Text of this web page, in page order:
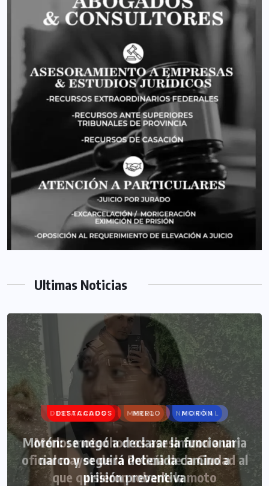
Ultimas Noticias
DESTACADOS MERLO MORÓN
Morón: se negó a declarar la funcionaria
narco y seguirá detenida camino a
prisión preventiva